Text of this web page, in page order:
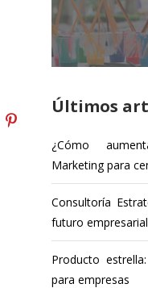
Últimos
¿Cómo
Marketing para
Consultoría
futuro empresarial
Producto
para empresas